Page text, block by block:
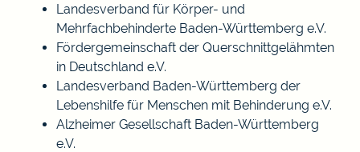
Landesverband für Körper- und
Mehrfachbehinderte Baden-Württemberg e.V.
Fördergemeinschaft der Querschnittgelähmten
in Deutschland e.V.
Landesverband Baden-Württemberg der
Lebenshilfe für Menschen mit Behinderung e.V.
Alzheimer Gesellschaft Baden-Württemberg
e.V.